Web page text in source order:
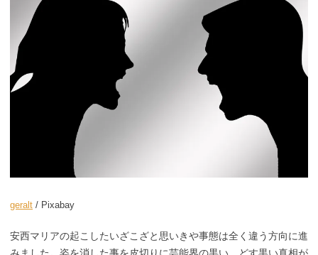
geralt / Pixabay
安西マリアの起こしたいざこざと思いきや事態は全く違う方向に進
みました。姿を消した事を皮切りに芸能界の黒い、どす黒い真相が